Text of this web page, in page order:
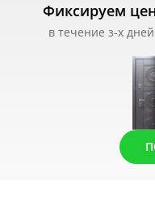
Фиксируем
в течение з-х